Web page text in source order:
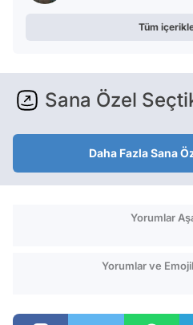
Tüm
Sana Özel
Daha Fazla Sana
Yorumlar
Yorumlar ve